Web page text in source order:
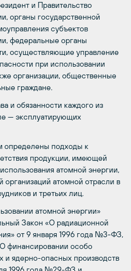
и Правительство
органы государственной
субъектов
федеральные органы
осуществляющие управление
при использовании
организации, общественные
граждане.
и обязанности каждого из
— эксплуатирующих
определены подходы к
продукции, имеющей
атомной энергии,
организаций атомной отрасли в
и третьих лиц.
атомной энергии»
Закон «О радиационной
от 9 января 1996 года №3-ФЗ,
финансировании особо
и ядерно-опасных производств